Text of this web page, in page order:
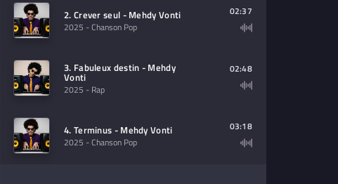
2. Crever seul - Mehdy Vonti
2025 - Chanson Pop
02:37
3. Fabuleux destin - Mehdy
Vonti
2025 - Rap
02:48
4. Terminus - Mehdy Vonti
2025 - Chanson Pop
03:18